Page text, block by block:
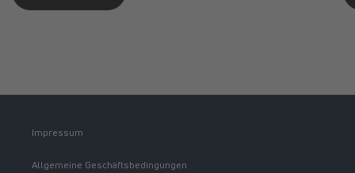
Impressum
Allgemeine Geschäftsbedingungen